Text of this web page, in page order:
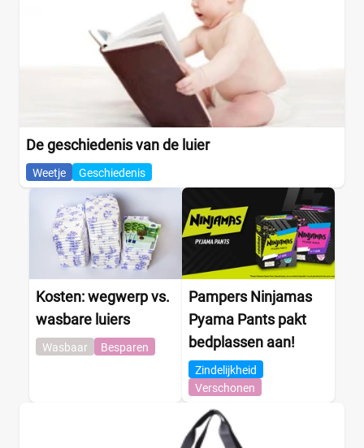
De geschiedenis van de luier
Weetje Geschiedenis
Kosten: wegwerp vs.
wasbare luiers
Wasbaar Besparen
Pampers Ninjamas
Pyama Pants pakt
bedplassen aan!
Zindelijkheid
Verschonen